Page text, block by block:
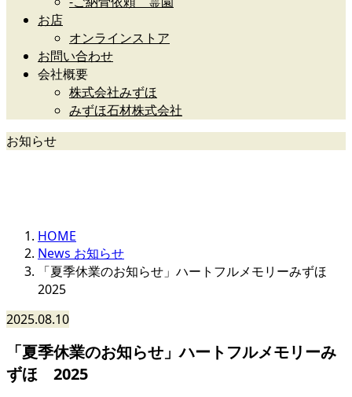
お店
オンラインストア
お問い合わせ
会社概要
株式会社みずほ
みずほ石材株式会社
お知らせ
HOME
News お知らせ
「夏季休業のお知らせ」ハートフルメモリーみずほ
2025
2025.08.10
「夏季休業のお知らせ」ハートフルメモリーみ
ずほ 2025